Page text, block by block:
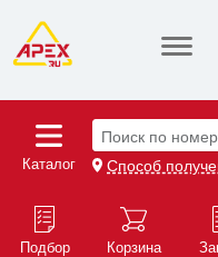
Каталог
Поиск по
Способ
Подбор Корзина